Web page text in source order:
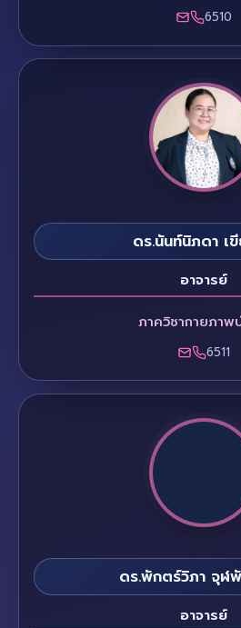
6510
ดร.นันท์นิภดา เ
อาจารย์
ภาควิชากายภาพ
6511
ดร.พักตร์วิภา จุฬ
อาจารย์